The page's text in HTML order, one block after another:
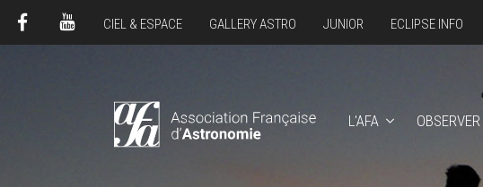
L'AFA OBSERVER
CIEL & ESPACE GALLERY ASTRO JUNIOR ECLIPSE INFO